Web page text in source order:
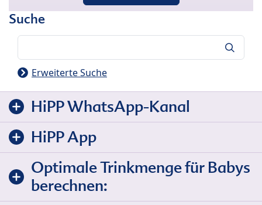
Suche
Erweiterte Suche
HiPP WhatsApp-Kanal
HiPP App
Optimale Trinkmenge für Babys
berechnen: